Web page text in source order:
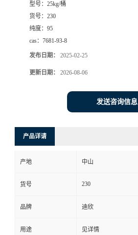
式
型号： 25kg/桶
货号： 230
纯度： 95
cas： 7681-93-8
发布日期： 2025-02-25
更新日期： 2026-08-06
发送咨询信息
产品详请
产地 中山
货号 230
品牌 迪欣
用途 见详情